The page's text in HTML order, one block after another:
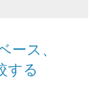
ース、
する